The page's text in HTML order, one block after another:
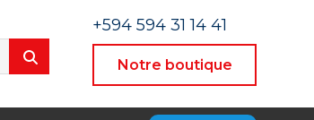
+594 594 31 14 41
Notre boutique